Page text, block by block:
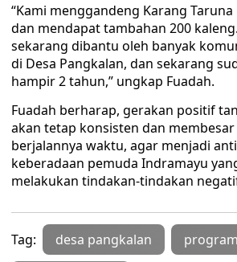
“Kami menggandeng Karang Taruna
dan mendapat tambahan 200
sekarang dibantu oleh banyak
di Desa Pangkalan, dan sekarang
hampir 2 tahun,” ungkap Fuadah.
Fuadah berharap, gerakan positif
akan tetap konsisten dan
berjalannya waktu, agar menjadi
keberadaan pemuda Indramayu
melakukan tindakan-tindakan
Tag: desa pangkalan